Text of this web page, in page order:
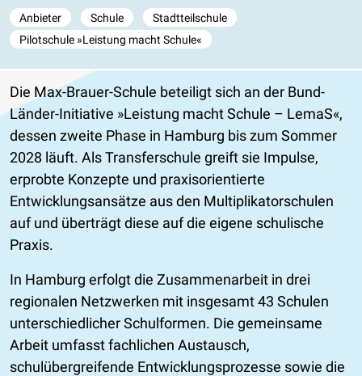
Anbieter Schule
Stadtteilschule
Pilotschule »Leistung macht Schule«
Die Max-Brauer-Schule beteiligt sich an der Bund-
Länder-Initiative »Leistung macht Schule – LemaS«,
dessen zweite Phase in Hamburg bis zum Sommer
2028 läuft. Als Transferschule greift sie Impulse,
erprobte Konzepte und praxisorientierte
Entwicklungsansätze aus den Multiplikatorschulen
auf und überträgt diese auf die eigene schulische
Praxis.
In Hamburg erfolgt die Zusammenarbeit in drei
regionalen Netzwerken mit insgesamt 43 Schulen
unterschiedlicher Schulformen. Die gemeinsame
Arbeit umfasst fachlichen Austausch,
schulübergreifende Entwicklungsprozesse sowie die